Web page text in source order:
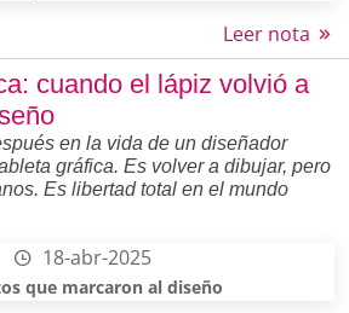
Leer nota
cuando el lápiz volvió a
en la vida de un diseñador
gráfica. Es volver a dibujar, pero
Es libertad total en el mundo
18-abr-2025
que marcaron al diseño